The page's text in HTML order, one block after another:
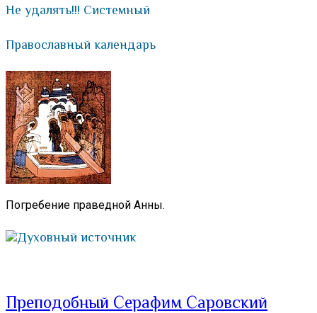
Не удалять!!! Системный
Православный календарь
Погребение праведной Анны.
Духовный источник
Преподобный Серафим Саровский